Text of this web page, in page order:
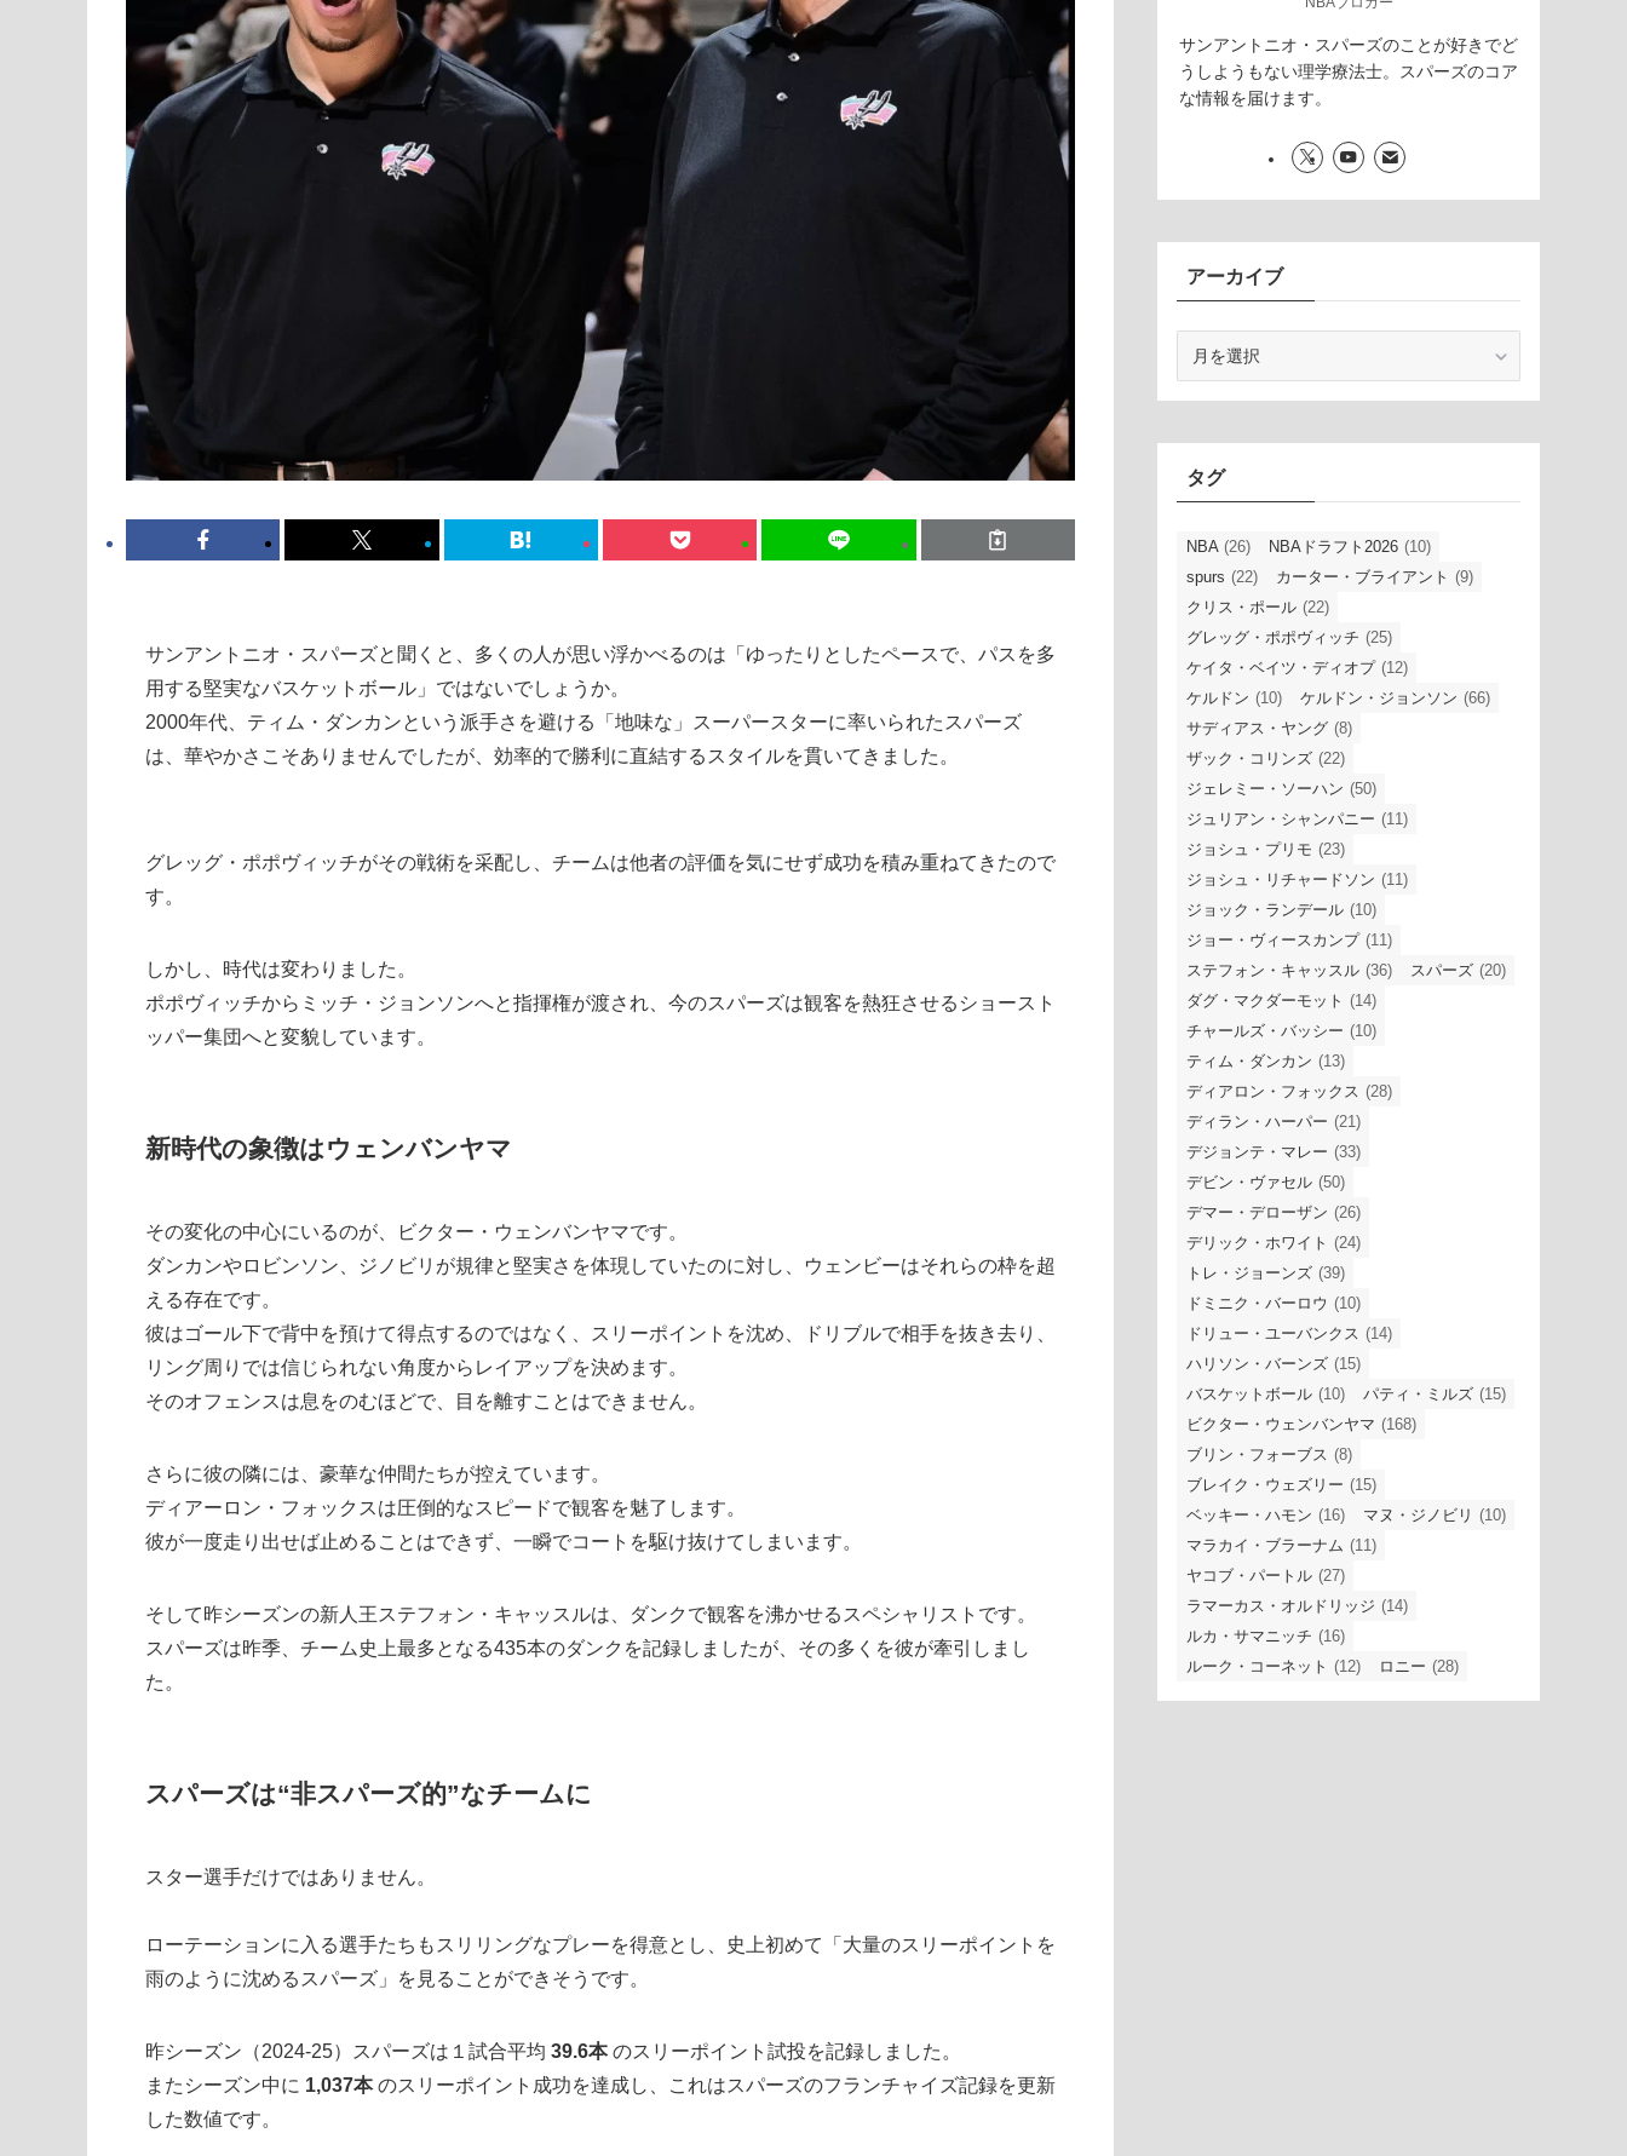
サンアントニオ・スパーズと聞くと、多くの人が思い浮かべるのは「ゆったりとしたペースで、パスを多
用する堅実なバスケットボール」ではないでしょうか。
2000年代、ティム・ダンカンという派手さを避ける「地味な」スーパースターに率いられたスパーズ
は、華やかさこそありませんでしたが、効率的で勝利に直結するスタイルを貫いてきました。
グレッグ・ポポヴィッチがその戦術を采配し、チームは他者の評価を気にせず成功を積み重ねてきたので
す。
しかし、時代は変わりました。
ポポヴィッチからミッチ・ジョンソンへと指揮権が渡され、今のスパーズは観客を熱狂させるショースト
ッパー集団へと変貌しています。
新時代の象徴はウェンバンヤマ
その変化の中心にいるのが、ビクター・ウェンバンヤマです。
ダンカンやロビンソン、ジノビリが規律と堅実さを体現していたのに対し、ウェンビーはそれらの枠を超
える存在です。
彼はゴール下で背中を預けて得点するのではなく、スリーポイントを沈め、ドリブルで相手を抜き去り、
リング周りでは信じられない角度からレイアップを決めます。
そのオフェンスは息をのむほどで、目を離すことはできません。
さらに彼の隣には、豪華な仲間たちが控えています。
ディアーロン・フォックスは圧倒的なスピードで観客を魅了します。
彼が一度走り出せば止めることはできず、一瞬でコートを駆け抜けてしまいます。
そして昨シーズンの新人王ステフォン・キャッスルは、ダンクで観客を沸かせるスペシャリストです。
スパーズは昨季、チーム史上最多となる435本のダンクを記録しましたが、その多くを彼が牽引しまし
た。
スパーズは“非スパーズ的”なチームに
スター選手だけではありません。
ローテーションに入る選手たちもスリリングなプレーを得意とし、史上初めて「大量のスリーポイントを
雨のように沈めるスパーズ」を見ることができそうです。
昨シーズン（2024-25）スパーズは１試合平均 39.6本のスリーポイント試投を記録しました。
またシーズン中に 1,037本のスリーポイント成功を達成し、これはスパーズのフランチャイズ記録を更新
した数値です。
サンアントニオ・スパーズのことが好きでど
うしようもない理学療法士。スパーズのコア
な情報を届けます。
アーカイブ
ブ
タグ
NBA (26) NBAドラフト2026 (10)
spurs (22) カーター・ブライアント (9)
クリス・ポール (22)
グレッグ・ポポヴィッチ (25)
ケイタ・ベイツ・ディオプ (12)
ケルドン (10) ケルドン・ジョンソン (66)
サディアス・ヤング (8)
ザック・コリンズ (22)
ジェレミー・ソーハン (50)
ジュリアン・シャンパニー (11)
ジョシュ・プリモ (23)
ジョシュ・リチャードソン (11)
ジョック・ランデール (10)
ジョー・ヴィースカンプ (11)
ステフォン・キャッスル (36) スパーズ (20)
ダグ・マクダーモット (14)
チャールズ・バッシー (10)
ティム・ダンカン (13)
ディアロン・フォックス (28)
ディラン・ハーパー (21)
デジョンテ・マレー (33)
デビン・ヴァセル (50)
デマー・デローザン (26)
デリック・ホワイト (24)
トレ・ジョーンズ (39)
ドミニク・バーロウ (10)
ドリュー・ユーバンクス (14)
ハリソン・バーンズ (15)
バスケットボール (10) パティ・ミルズ (15)
ビクター・ウェンバンヤマ (168)
ブリン・フォーブス (8)
ブレイク・ウェズリー (15)
ベッキー・ハモン (16) マヌ・ジノビリ (10)
マラカイ・ブラーナム (11)
ヤコブ・パートル (27)
ラマーカス・オルドリッジ (14)
ルカ・サマニッチ (16)
ルーク・コーネット (12) ロニー (28)